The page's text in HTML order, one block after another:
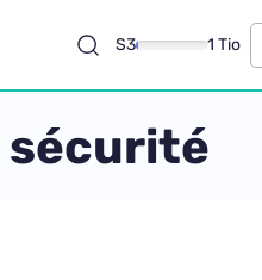
S3 1 Tio
sécurité